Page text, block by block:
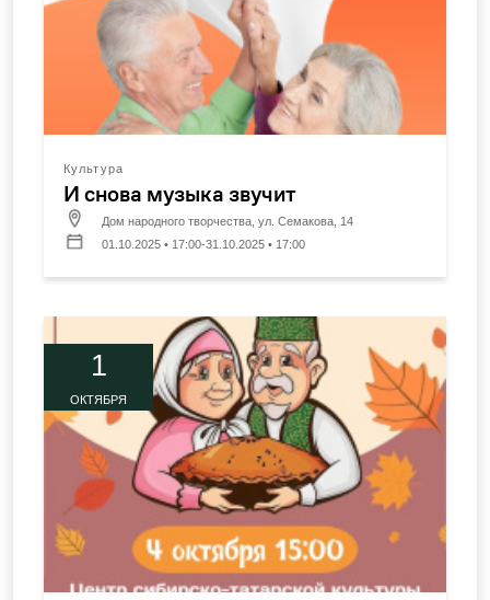
Культура
И снова музыка звучит
Дом народного творчества, ул. Семакова, 14
01.10.2025 • 17:00-31.10.2025 • 17:00
1
ОКТЯБРЯ